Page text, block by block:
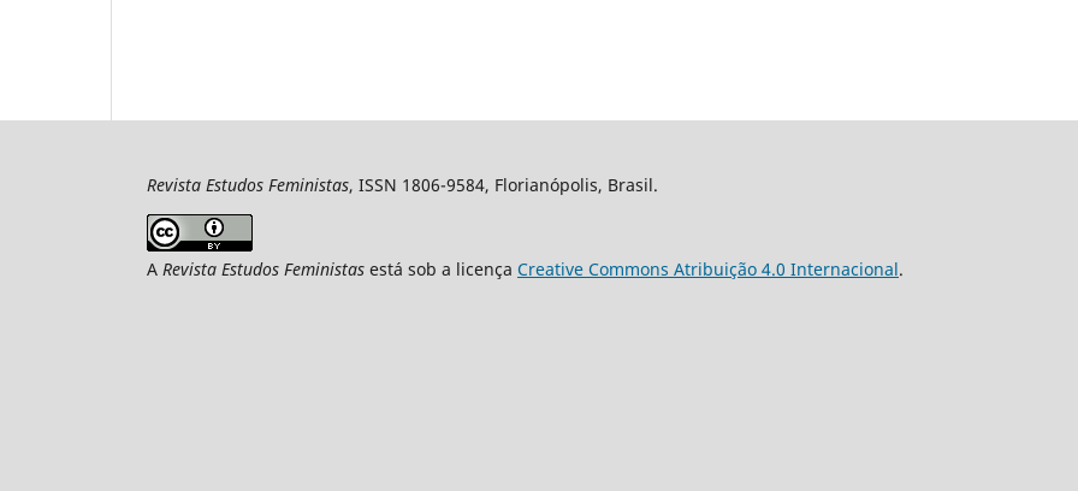
Revista Estudos Feministas, ISSN 1806-9584, Florianópolis, Brasil.
A Revista Estudos Feministas está sob a licença Creative Commons Atribuição 4.0 Internacional.